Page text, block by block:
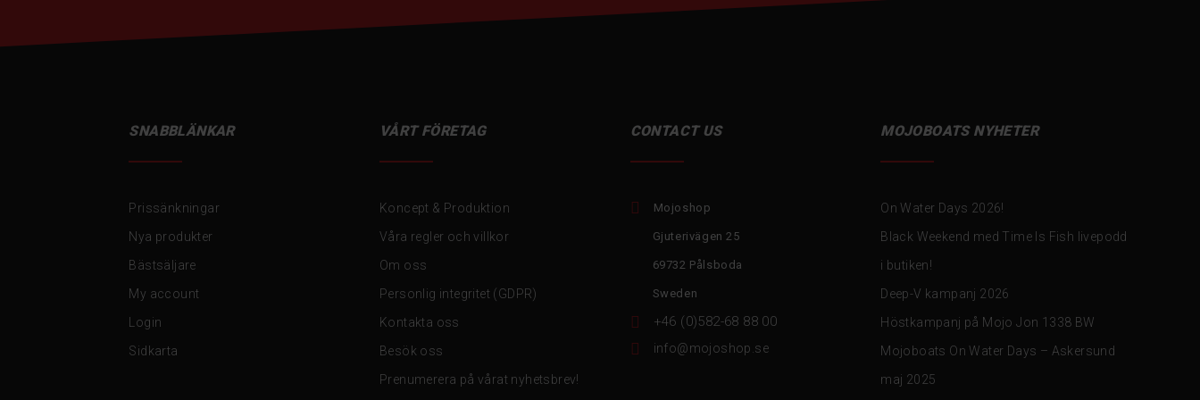
SNABBLÄNKAR
Prissänkningar
Nya produkter
Bästsäljare
My account
Login
Sidkarta
VÅRT FÖRETAG
Koncept & Produktion
Våra regler och villkor
Om oss
Personlig integritet (GDPR)
Kontakta oss
Besök oss
Prenumerera på vårat nyhetsbrev!
CONTACT US
 Mojoshop
Gjuterivägen 25
69732 Pålsboda
Sweden
 +46 (0)582-68 88 00
 info@mojoshop.se
MOJOBOATS NYHETER
On Water Days 2026!
Black Weekend med Time Is Fish livepodd
i butiken!
Deep-V kampanj 2026
Höstkampanj på Mojo Jon 1338 BW
Mojoboats On Water Days – Askersund
maj 2025